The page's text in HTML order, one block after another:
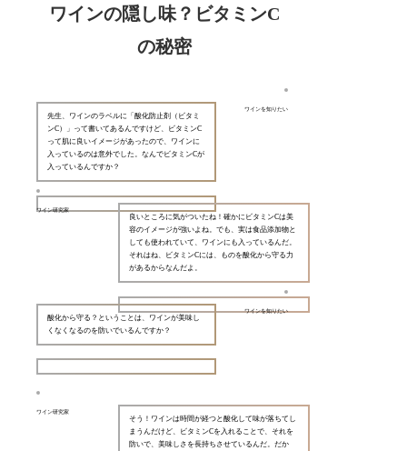
ワインの隠し味？ビタミンC
の秘密
ワインを知りたい
先生、ワインのラベルに「酸化防止剤（ビタミ
ンC）」って書いてあるんですけど、ビタミンC
って肌に良いイメージがあったので、ワインに
入っているのは意外でした。なんでビタミンCが
入っているんですか？
ワイン研究家
良いところに気がついたね！確かにビタミンCは美
容のイメージが強いよね。でも、実は食品添加物と
しても使われていて、ワインにも入っているんだ。
それはね、ビタミンCには、ものを酸化から守る力
があるからなんだよ。
ワインを知りたい
酸化から守る？ということは、ワインが美味し
くなくなるのを防いでいるんですか？
ワイン研究家
そう！ワインは時間が経つと酸化して味が落ちてし
まうんだけど、ビタミンCを入れることで、それを
防いで、美味しさを長持ちさせているんだ。だか